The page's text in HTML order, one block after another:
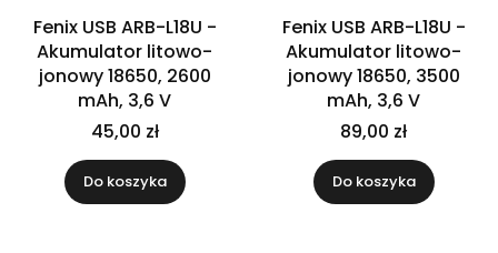
Fenix USB ARB-L18U -
Akumulator litowo-
jonowy 18650, 2600
mAh, 3,6 V
45,00 zł
Do koszyka
Fenix USB ARB-L18U -
Akumulator litowo-
jonowy 18650, 3500
mAh, 3,6 V
89,00 zł
Do koszyka